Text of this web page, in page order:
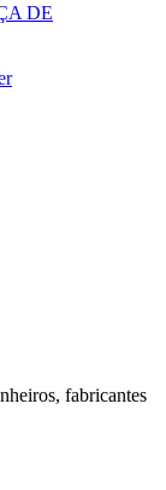
DE
fabricantes